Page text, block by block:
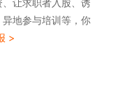
让求职者入股、诱
地参与培训等，你
>